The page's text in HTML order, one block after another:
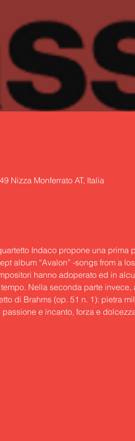
Nizza Monferrato AT, Italia
Indaco propone una prima
album “Avalon” -songs from a
hanno adoperato ed in
Nella seconda parte invece,
di Brahms (op. 51 n. 1): pietra
e incanto, forza e